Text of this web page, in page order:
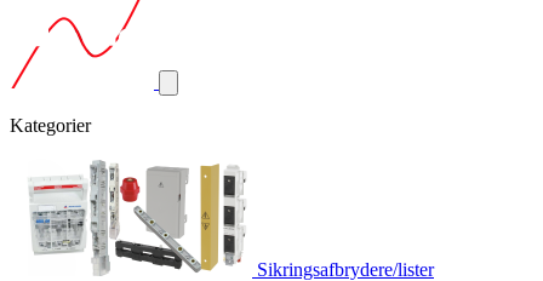
Kategorier
Sikringsafbrydere/lister